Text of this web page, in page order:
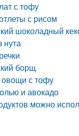
с тофу
с рисом
шоколадный
нута
борщ
с тофу
и авокадо
можно